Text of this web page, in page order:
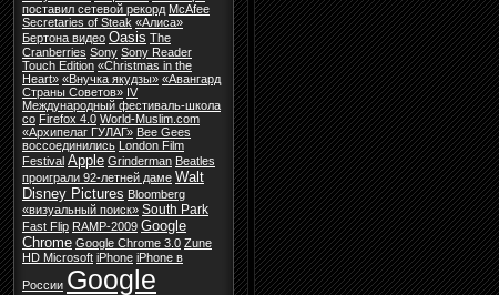
поставил сетевой рекорд McAfee
Secretaries of Steak «Алиса»
Бертона видео Oasis The
Cranberries Sony Sony Reader
Touch Edition «Christmas in the
Heart» «Внучка якудзы» «Авангард
Страны Советов» IV
Международный фестиваль-школа
со Firefox 4.0 World-Muslim.com
«Архипелаг ГУЛАГ» Bee Gees
воссоединились London Film
Festival Apple Grinderman Beatles
проиграли 92-летней даме Walt
Disney Pictures Bloomberg
«визуальный поиск» South Park
Fast Flip RAMP-2009 Google
Chrome Google Chrome 3.0 Zune
HD Microsoft iPhone iPhone в
России Google